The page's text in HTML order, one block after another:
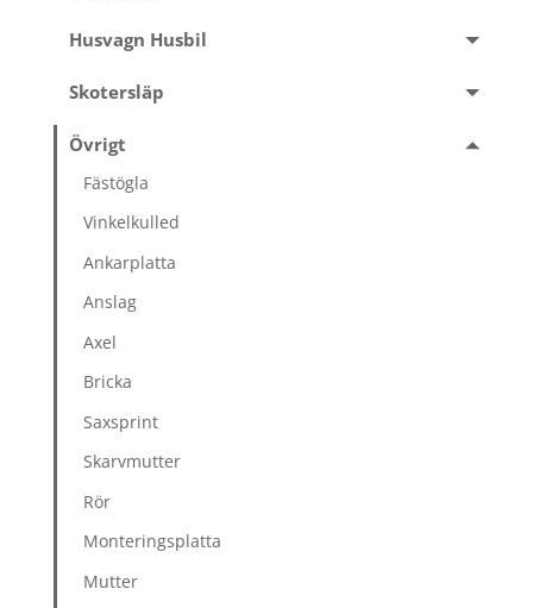
Husvagn Husbil
Skotersläp
Övrigt
Fästögla
Vinkelkulled
Ankarplatta
Anslag
Axel
Bricka
Saxsprint
Skarvmutter
Rör
Monteringsplatta
Mutter